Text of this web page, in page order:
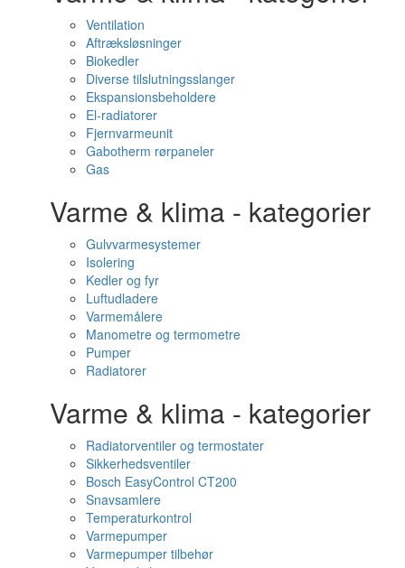
Ventilation
Aftræksløsninger
Biokedler
Diverse tilslutningsslanger
Ekspansionsbeholdere
El-radiatorer
Fjernvarmeunit
Gabotherm rørpaneler
Gas
Varme & klima - kategorier
Gulvvarmesystemer
Isolering
Kedler og fyr
Luftudladere
Varmemålere
Manometre og termometre
Pumper
Radiatorer
Varme & klima - kategorier
Radiatorventiler og termostater
Sikkerhedsventiler
Bosch EasyControl CT200
Snavsamlere
Temperaturkontrol
Varmepumper
Varmepumper tilbehør